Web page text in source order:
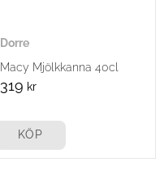
Dorre
Macy Mjölkkanna 40cl
319 kr
KÖP